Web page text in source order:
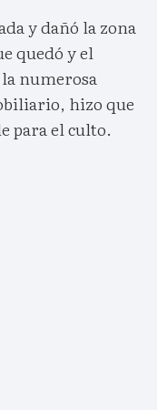
y dañó la zona
quedó y el
numerosa
hizo que
para el culto.